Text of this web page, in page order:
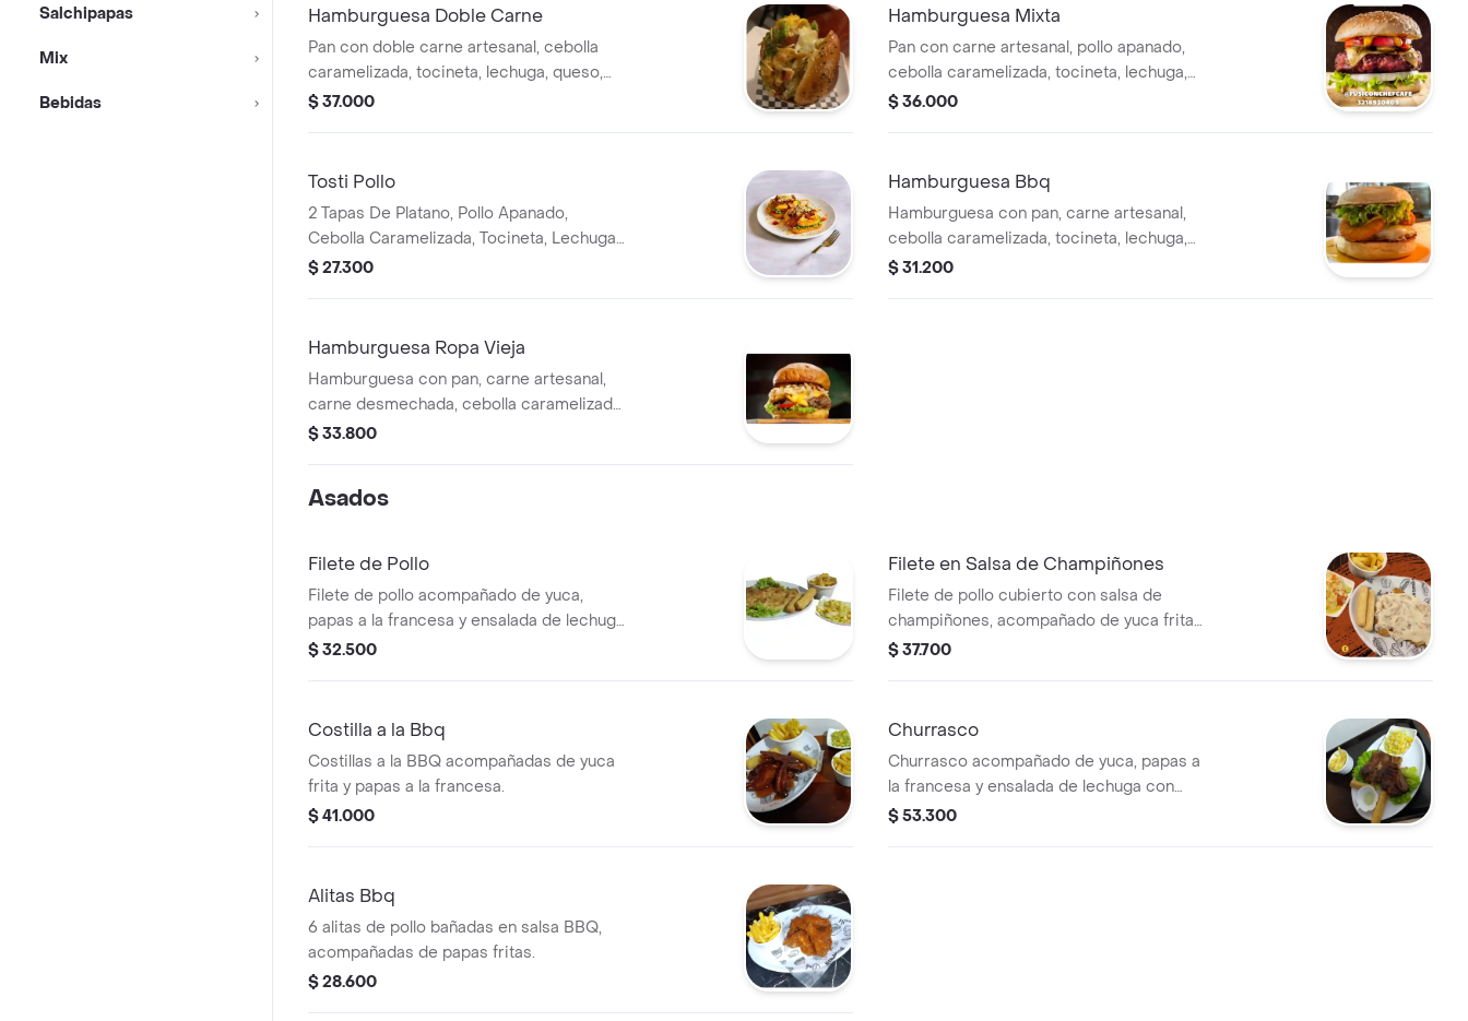
Salchipapas
Mix
Bebidas
Hamburguesa Doble Carne
Pan con doble carne artesanal, cebolla
caramelizada, tocineta, lechuga, queso,
tomate, salsas de la casa y ripio.
$ 37.000
Hamburguesa Mixta
Pan con carne artesanal, pollo apanado,
cebolla caramelizada, tocineta, lechuga,
queso, tomate, salsas de la casa y ripio.
$ 36.000
Tosti Pollo
2 Tapas De Platano, Pollo Apanado,
Cebolla Caramelizada, Tocineta, Lechuga,
Tomate, Queso, Ripio, Salsas De La Casa
$ 27.300
Hamburguesa Bbq
Hamburguesa con pan, carne artesanal,
cebolla caramelizada, tocineta, lechuga,
queso, tomate, salsas de la casa, ripio,
$ 31.200
Hamburguesa Ropa Vieja
Hamburguesa con pan, carne artesanal,
carne desmechada, cebolla caramelizada,
tocineta, lechuga, queso, tomate y salsas
$ 33.800
Asados
Filete de Pollo
Filete de pollo acompañado de yuca,
papas a la francesa y ensalada de lechuga
con maíz.
$ 32.500
Filete en Salsa de Champiñones
Filete de pollo cubierto con salsa de
champiñones, acompañado de yuca frita
y papas a la francesa.
$ 37.700
Costilla a la Bbq
Costillas a la BBQ acompañadas de yuca
frita y papas a la francesa.
$ 41.000
Churrasco
Churrasco acompañado de yuca, papas a
la francesa y ensalada de lechuga con
maíz. Incluye salsa.
$ 53.300
Alitas Bbq
6 alitas de pollo bañadas en salsa BBQ,
acompañadas de papas fritas.
$ 28.600